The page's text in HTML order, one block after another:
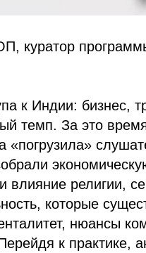
куратор
к Индии: бизнес,
темп. За это
влияние религии,
которые
нюансы
к практике,